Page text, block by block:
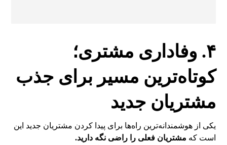
۴. وفاداری مشتری؛
کوتاه‌ترین مسیر برای جذب
مشتریان جدید
یکی از هوشمندانه‌ترین راه‌ها برای پیدا کردن مشتریان جدید این
است که مشتریان فعلی را راضی نگه دارید.